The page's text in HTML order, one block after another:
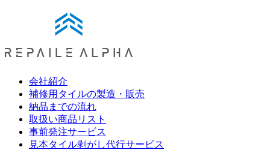
会社紹介
補修用タイルの製造・販売
納品までの流れ
取扱い商品リスト
事前発注サービス
見本タイル剥がし代行サービス